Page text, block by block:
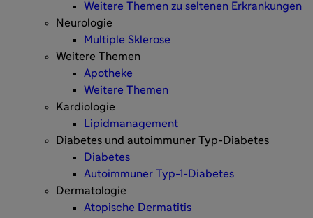
Weitere Themen zu seltenen Erkrankungen
Neurologie
Multiple Sklerose
Weitere Themen
Apotheke
Weitere Themen
Kardiologie
Lipidmanagement
Diabetes und autoimmuner Typ-Diabetes
Diabetes
Autoimmuner Typ-1-Diabetes
Dermatologie
Atopische Dermatitis